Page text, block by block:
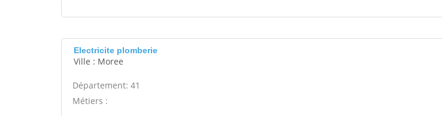
Electricite plomberie
Ville : Moree
Département: 41
Métiers :